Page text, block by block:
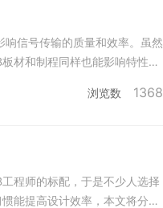
化设计、EMC、高温
必须遵守国内相关规范
规性。电动汽车的未来
以生产高多层、HDI
生产所需要的资料审
信号传输的质量和效率。虽然
材和制程同样也能影响特性阻
浏览数 1368
程师的标配，于是不少人选择
能提高设计效率，本文将分享